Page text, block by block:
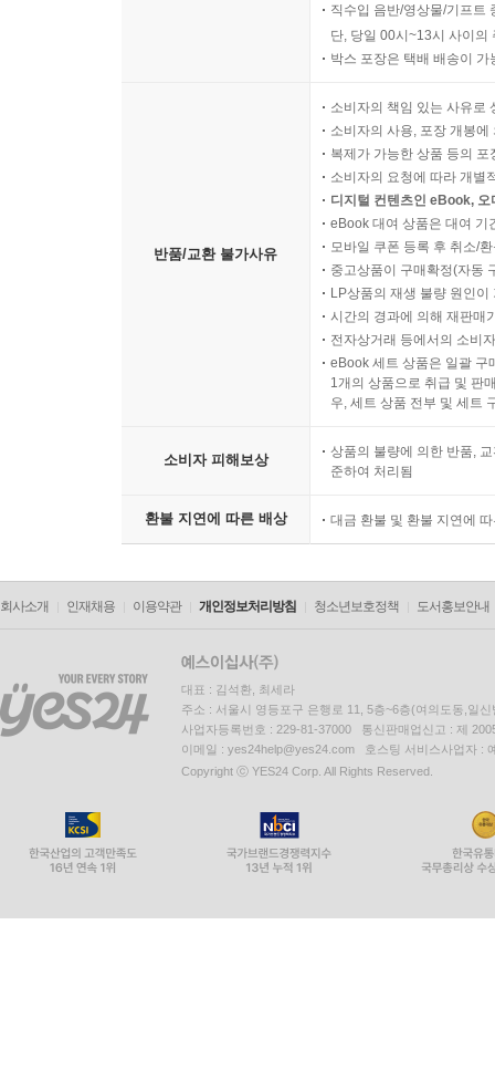
직수입 음반/영상물/기프트
단, 당일 00시~13시 사이의
박스 포장은 택배 배송이
반품/교환 불가사유
소비자의 책임 있는 사유로
소비자의 사용, 포장 개봉
복제가 가능한 상품 등의
소비자의 요청에 따라 개별
디지털 컨텐츠인 eBook,
eBook 대여 상품은 대여 기
모바일 쿠폰 등록 후 취소/
중고상품이 구매확정(자동
LP상품의 재생 불량 원인
시간의 경과에 의해 재판매
전자상거래 등에서의 소비
eBook 세트 상품은 일괄 구
1개의 상품으로 취급 및 판
우, 세트 상품 전부 및 세트
소비자 피해보상
상품의 불량에 의한 반품,
준하여 처리됨
환불 지연에 따른 배상 대금 환불 및 환불 지연에
회사소개 인재채용 이용약관 개인정보처리방침 청소년보호정책 도서홍보안내
대표 : 김석환, 최세라
주소 : 서울시 영등포구 은행로 11, 5층~6층(여의도동,일신
사업자등록번호 : 229-81-37000 통신판매업신고 : 제
이메일 : yes24help@yes24.com 호스팅 서비스사업자 :
Copyright ⓒ YES24 Corp. All Rights Reserved.